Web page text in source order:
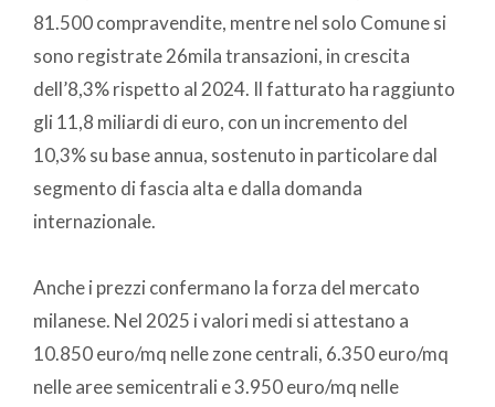
81.500 compravendite, mentre nel solo Comune si
sono registrate 26mila transazioni, in crescita
dell’8,3% rispetto al 2024. Il fatturato ha raggiunto
gli 11,8 miliardi di euro, con un incremento del
10,3% su base annua, sostenuto in particolare dal
segmento di fascia alta e dalla domanda
internazionale.
Anche i prezzi confermano la forza del mercato
milanese. Nel 2025 i valori medi si attestano a
10.850 euro/mq nelle zone centrali, 6.350 euro/mq
nelle aree semicentrali e 3.950 euro/mq nelle